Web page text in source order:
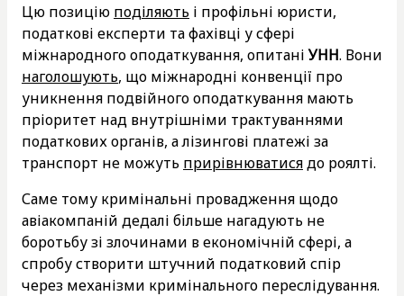
Цю позицію поділяють і профільні юристи,
податкові експерти та фахівці у сфері
міжнародного оподаткування, опитаніУНН. Вони
наголошують, що міжнародні конвенції про
уникнення подвійного оподаткування мають
пріоритет над внутрішніми трактуваннями
податкових органів, а лізингові платежі за
транспорт не можуть прирівнюватисядо роялті.
Саме тому кримінальні провадження щодо
авіакомпаній дедалі більше нагадують не
боротьбу зі злочинами в економічній сфері, а
спробу створити штучний податковий спір
через механізми кримінального переслідування.